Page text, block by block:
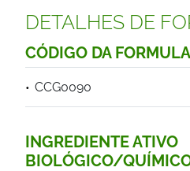
DETALHES DE
CÓDIGO DA
CCG0090
INGREDIENTE ATIVO
BIOLÓGICO/